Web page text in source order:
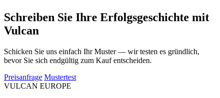
Schreiben Sie Ihre Erfolgsgeschichte mit
Vulcan
Schicken Sie uns einfach Ihr Muster — wir testen es gründlich,
bevor Sie sich endgültig zum Kauf entscheiden.
Preisanfrage Mustertest
VULCAN EUROPE